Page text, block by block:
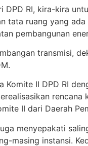
DPD RI, kira-kira
tata ruang yang
pembangunan
transmisi,
II DPD RI
II dari Daerah
menyepakati
masing instansi.